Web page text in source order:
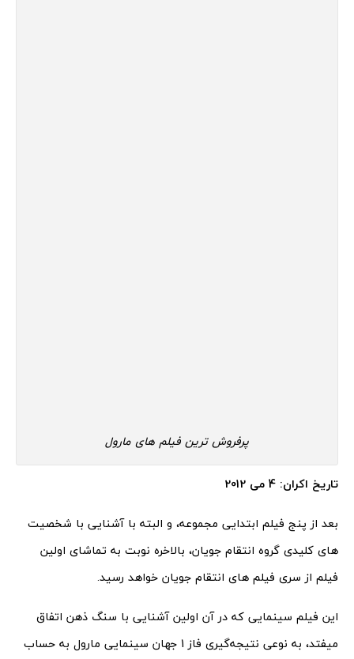
پرفروش ترین فیلم های مارول
تاریخ اکران: 4 می 2012
بعد از پنج فیلم ابتدایی مجموعه، و البته با آشنایی با شخصیت
های کلیدی گروه انتقام جویان، بالاخره نوبت به تماشای اولین
فیلم از سری فیلم های انتقام جویان خواهد رسید.
این فیلم سینمایی که در آن اولین آشنایی با سنگ ذهن اتفاق
میفتد، به نوعی نتیجه‌گیری فاز 1 جهان سینمایی مارول به حساب